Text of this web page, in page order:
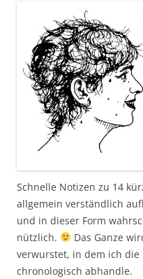
Schnelle Notizen zu 14
allgemein verständlich
und in dieser Form
nützlich.
Das Ganze
verwurstet, in dem ich die
chronologisch abhandle.